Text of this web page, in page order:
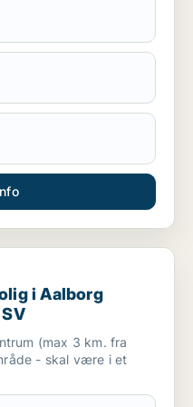
Centrum eller Aalborg SV
i Aalborg
(max 3 km. fra
- skal være i et